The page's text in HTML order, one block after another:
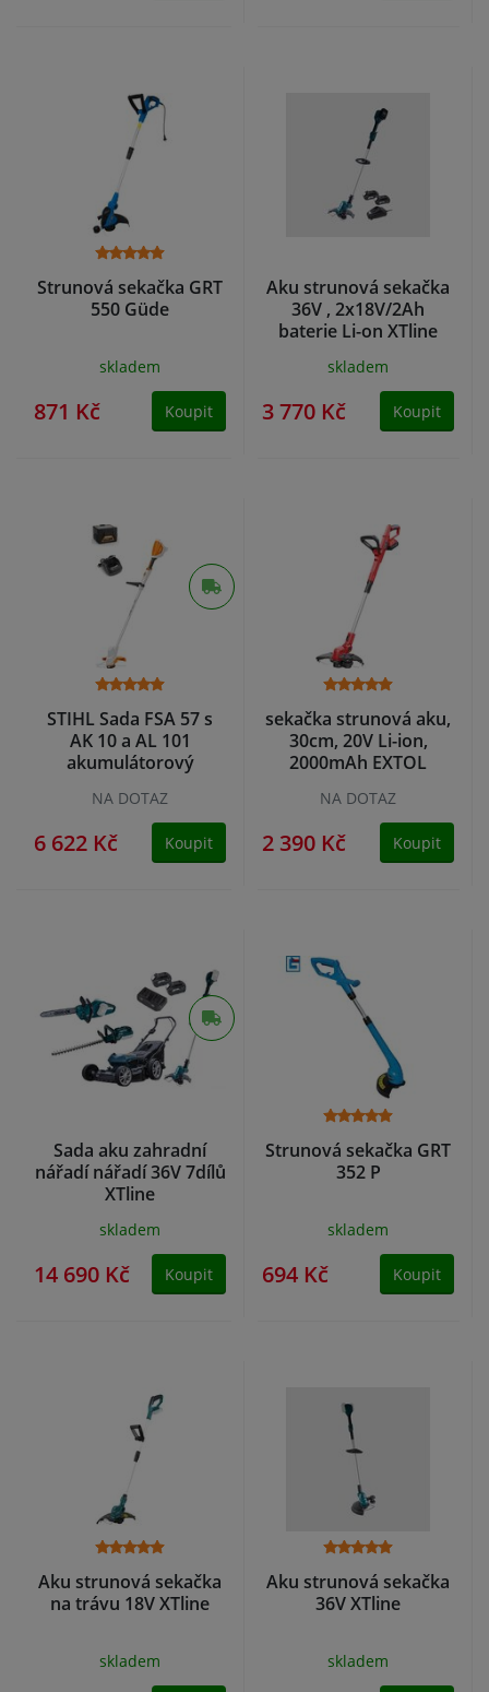
Strunová sekačka GRT
550 Güde
skladem
871 Kč Koupit
Aku strunová sekačka
36V , 2x18V/2Ah
baterie Li-on XTline
skladem
3 770 Kč Koupit
STIHL Sada FSA 57 s
AK 10 a AL 101
akumulátorový
NA DOTAZ
6 622 Kč Koupit
sekačka strunová aku,
30cm, 20V Li-ion,
2000mAh EXTOL
NA DOTAZ
2 390 Kč Koupit
Sada aku zahradní
nářadí nářadí 36V 7dílů
XTline
skladem
14 690 Kč Koupit
Strunová sekačka GRT
352 P
skladem
694 Kč Koupit
Aku strunová sekačka
na trávu 18V XTline
skladem
Aku strunová sekačka
36V XTline
skladem